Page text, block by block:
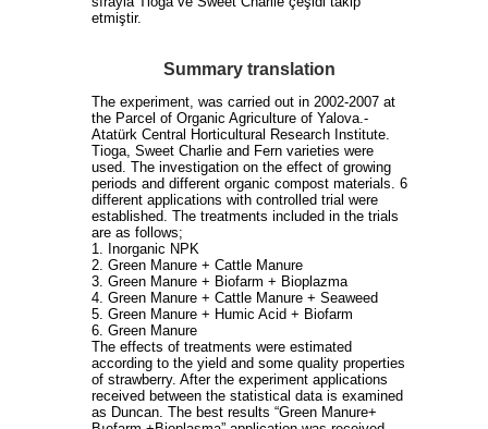
etmiştir.
Summary translation
The experiment, was carried out in 2002-2007 at
the Parcel of Organic Agriculture of Yalova.-
Atatürk Central Horticultural Research Institute.
Tioga, Sweet Charlie and Fern varieties were
used. The investigation on the effect of growing
periods and different organic compost materials. 6
different applications with controlled trial were
established. The treatments included in the trials
are as follows;
1. Inorganic NPK
2. Green Manure + Cattle Manure
3. Green Manure + Biofarm + Bioplazma
4. Green Manure + Cattle Manure + Seaweed
5. Green Manure + Humic Acid + Biofarm
6. Green Manure
The effects of treatments were estimated
according to the yield and some quality properties
of strawberry. After the experiment applications
received between the statistical data is examined
as Duncan. The best results “Green Manure+